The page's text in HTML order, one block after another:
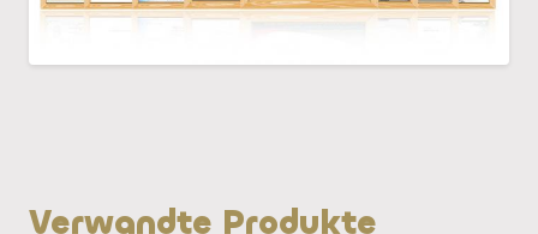
Verwandte Produkte